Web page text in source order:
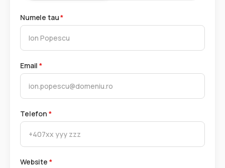
Numele tau*
Email*
Telefon *
Website *